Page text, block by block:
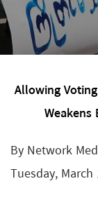
Allowing
Weakens
By Network
Tuesday, March